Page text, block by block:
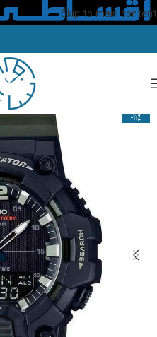
Skip to main content
-11%